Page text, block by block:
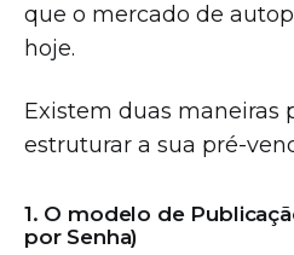
que o mercado de
hoje.
Existem duas maneiras
estruturar a sua pré-
1. O modelo de
por Senha)